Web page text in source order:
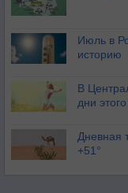
Июль в
историю
В
дни
Дневная
+51°